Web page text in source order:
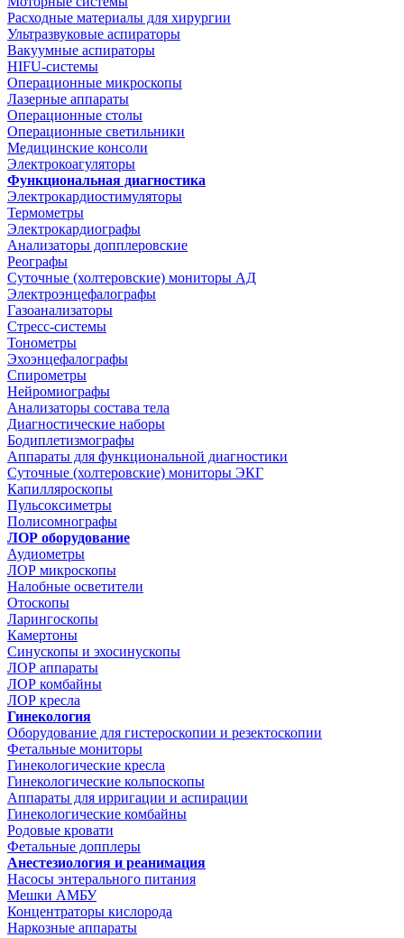
Расходные материалы для хирургии
Ультразвуковые аспираторы
Вакуумные аспираторы
HIFU-системы
Операционные микроскопы
Лазерные аппараты
Операционные столы
Операционные светильники
Медицинские консоли
Электрокоагуляторы
Функциональная диагностика
Электрокардиостимуляторы
Термометры
Электрокардиографы
Анализаторы допплеровские
Реографы
Суточные (холтеровские) мониторы АД
Электроэнцефалографы
Газоанализаторы
Стресс-системы
Тонометры
Эхоэнцефалографы
Спирометры
Нейромиографы
Анализаторы состава тела
Диагностические наборы
Бодиплетизмографы
Аппараты для функциональной диагностики
Суточные (холтеровские) мониторы ЭКГ
Капилляроскопы
Пульсоксиметры
Полисомнографы
ЛОР оборудование
Аудиометры
ЛОР микроскопы
Налобные осветители
Отоскопы
Ларингоскопы
Камертоны
Синускопы и эхосинускопы
ЛОР аппараты
ЛОР комбайны
ЛОР кресла
Гинекология
Оборудование для гистероскопии и резектоскопии
Фетальные мониторы
Гинекологические кресла
Гинекологические кольпоскопы
Аппараты для ирригации и аспирации
Гинекологические комбайны
Родовые кровати
Фетальные допплеры
Анестезиология и реанимация
Насосы энтерального питания
Мешки АМБУ
Концентраторы кислорода
Наркозные аппараты